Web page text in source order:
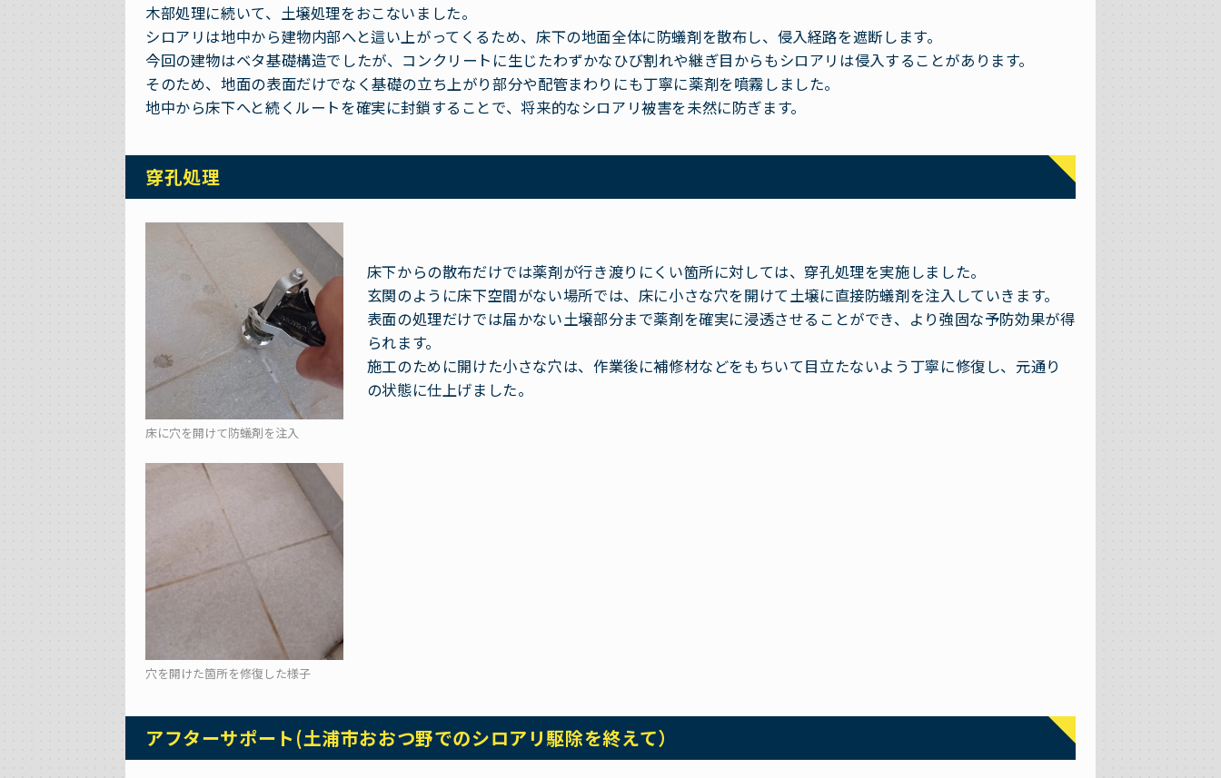
木部処理に続いて、土壌処理をおこないました。
シロアリは地中から建物内部へと這い上がってくるため、床下の地面全体に防蟻剤を散布し、侵入経路を遮断します。
今回の建物はベタ基礎構造でしたが、コンクリートに生じたわずかなひび割れや継ぎ目からもシロアリは侵入することがあります。
そのため、地面の表面だけでなく基礎の立ち上がり部分や配管まわりにも丁寧に薬剤を噴霧しました。
地中から床下へと続くルートを確実に封鎖することで、将来的なシロアリ被害を未然に防ぎます。
穿孔処理
床に穴を開けて防蟻剤を注入
床下からの散布だけでは薬剤が行き渡りにくい箇所に対しては、穿孔処理を実施しました。
玄関のように床下空間がない場所では、床に小さな穴を開けて土壌に直接防蟻剤を注入していきます。
表面の処理だけでは届かない土壌部分まで薬剤を確実に浸透させることができ、より強固な予防効果が得
られます。
施工のために開けた小さな穴は、作業後に補修材などをもちいて目立たないよう丁寧に修復し、元通り
の状態に仕上げました。
穴を開けた箇所を修復した様子
アフターサポート(土浦市おおつ野でのシロアリ駆除を終えて）